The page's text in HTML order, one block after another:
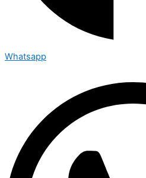
Whatsapp